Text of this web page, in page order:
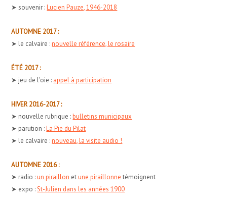
➤ souvenir :Lucien Pauze, 1946-2018
AUTOMNE 2017 :
➤ le calvaire :nouvelle référence, le rosaire
ÉTÉ 2017 :
➤ jeu de l'oie : appel à participation
HIVER 2016-2017 :
➤ nouvelle rubrique :bulletins municipaux
➤ parution :La Pie du Pilat
➤ le calvaire :nouveau, la visite audio !
AUTOMNE 2016 :
➤ radio :un piraillon etune piraillonne témoignent
➤ expo :St-Julien dans les années 1900